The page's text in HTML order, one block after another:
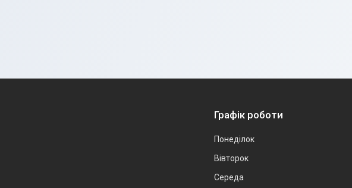
Графік роботи
Понеділок
Вівторок
Середа